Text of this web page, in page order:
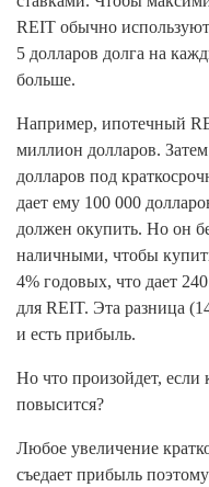
REIT обычно
5 долларов долга на
больше.
Например, ипотечный
миллион долларов.
долларов под
дает ему 100 000
должен окупить. Но он
наличными, чтобы
4% годовых, что дает
для REIT. Эта разница
и есть прибыль.
Но что произойдет, если
повысится?
Любое увеличение
съедает прибыль